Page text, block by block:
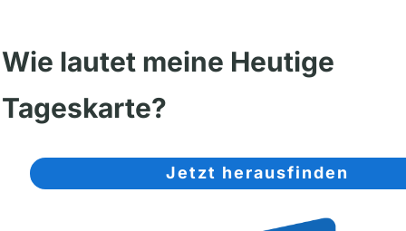
Wie lautet meine Heutige
Tageskarte?
Jetzt herausfinden